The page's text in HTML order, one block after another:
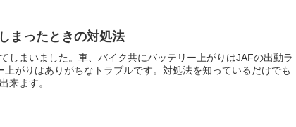
まったときの対処法
しまいました。車、バイク共にバッテリー上がりはJAFの出動ラ
上がりはありがちなトラブルです。対処法を知っているだけでも
来ます。